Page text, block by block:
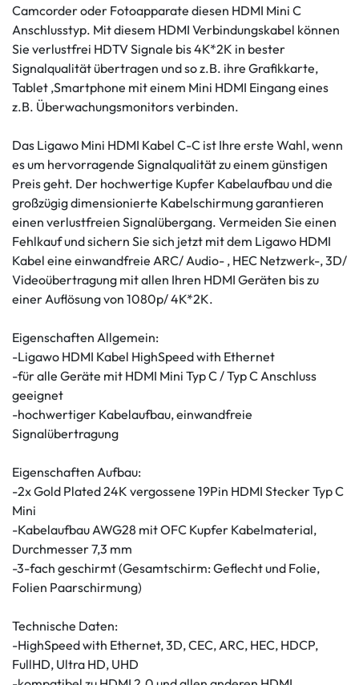
Camcorder oder Fotoapparate diesen HDMI Mini C
Anschlusstyp. Mit diesem HDMI Verbindungskabel können
Sie verlustfrei HDTV Signale bis 4K*2K in bester
Signalqualität übertragen und so z.B. ihre Grafikkarte,
Tablet ,Smartphone mit einem Mini HDMI Eingang eines
z.B. Überwachungsmonitors verbinden.
Das Ligawo Mini HDMI Kabel C-C ist Ihre erste Wahl, wenn
es um hervorragende Signalqualität zu einem günstigen
Preis geht. Der hochwertige Kupfer Kabelaufbau und die
großzügig dimensionierte Kabelschirmung garantieren
einen verlustfreien Signalübergang. Vermeiden Sie einen
Fehlkauf und sichern Sie sich jetzt mit dem Ligawo HDMI
Kabel eine einwandfreie ARC/ Audio- , HEC Netzwerk-, 3D/
Videoübertragung mit allen Ihren HDMI Geräten bis zu
einer Auflösung von 1080p/ 4K*2K.
Eigenschaften Allgemein:
-Ligawo HDMI Kabel HighSpeed with Ethernet
-für alle Geräte mit HDMI Mini Typ C / Typ C Anschluss
geeignet
-hochwertiger Kabelaufbau, einwandfreie
Signalübertragung
Eigenschaften Aufbau:
-2x Gold Plated 24K vergossene 19Pin HDMI Stecker Typ C
Mini
-Kabelaufbau AWG28 mit OFC Kupfer Kabelmaterial,
Durchmesser 7,3 mm
-3-fach geschirmt (Gesamtschirm: Geflecht und Folie,
Folien Paarschirmung)
Technische Daten:
-HighSpeed with Ethernet, 3D, CEC, ARC, HEC, HDCP,
FullHD, Ultra HD, UHD